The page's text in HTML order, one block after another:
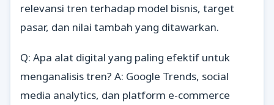
relevansi tren terhadap model bisnis, target
pasar, dan nilai tambah yang ditawarkan.
Q: Apa alat digital yang paling efektif untuk
menganalisis tren? A: Google Trends, social
media analytics, dan platform e-commerce